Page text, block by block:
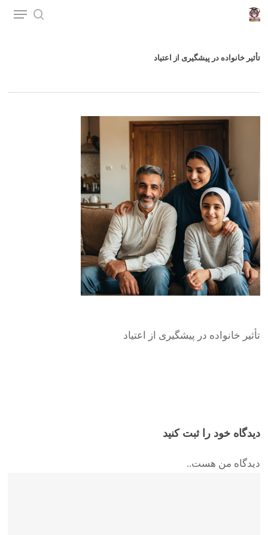
تأثیر خانواده در پیشگیری از اعتیاد
تأثیر خانواده در پیشگیری از اعتیاد
دیدگاه خود را ثبت کنید
دیدگاه من هست..